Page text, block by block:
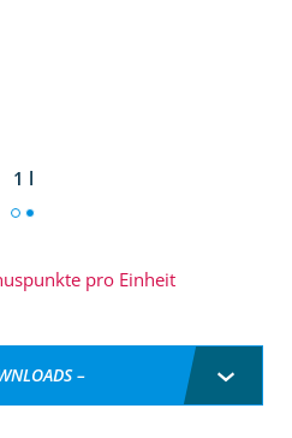
1 l
pro Einheit
–